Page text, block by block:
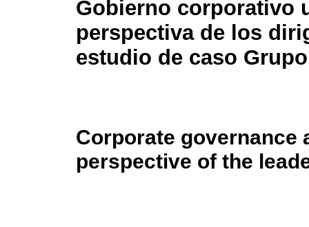
Gobierno corporativo
perspectiva de los
estudio de caso
Corporate governance
perspective of the